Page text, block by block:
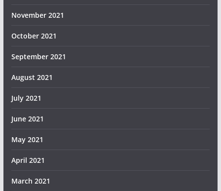
November 2021
October 2021
September 2021
August 2021
July 2021
June 2021
May 2021
April 2021
March 2021